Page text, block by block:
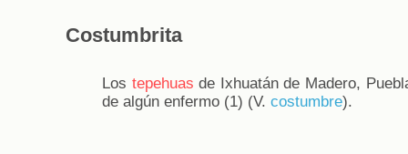
Costumbrita
Los tepehuas de Ixhuatán de Madero,
de algún enfermo (1) (V. costumbre).